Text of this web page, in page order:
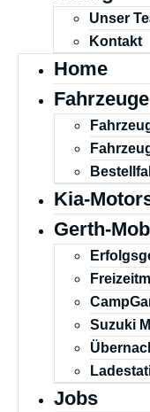
Unser
Kontakt
Home
Fahrzeuge
Kia-
Gerth-
Suzuki
Jobs